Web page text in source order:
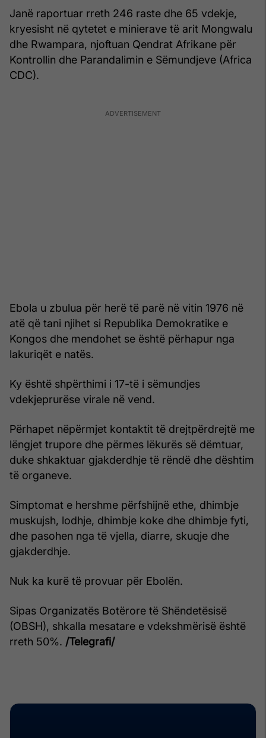
Janë raportuar rreth 246 raste dhe 65 vdekje,
kryesisht në qytetet e minierave të arit Mongwalu
dhe Rwampara, njoftuan Qendrat Afrikane për
Kontrollin dhe Parandalimin e Sëmundjeve (Africa
CDC).
Ebola u zbulua për herë të parë në vitin 1976 në
atë që tani njihet si Republika Demokratike e
Kongos dhe mendohet se është përhapur nga
lakuriqët e natës.
Ky është shpërthimi i 17-të i sëmundjes
vdekjeprurëse virale në vend.
Përhapet nëpërmjet kontaktit të drejtpërdrejtë me
lëngjet trupore dhe përmes lëkurës së dëmtuar,
duke shkaktuar gjakderdhje të rëndë dhe dështim
të organeve.
Simptomat e hershme përfshijnë ethe, dhimbje
muskujsh, lodhje, dhimbje koke dhe dhimbje fyti,
dhe pasohen nga të vjella, diarre, skuqje dhe
gjakderdhje.
Nuk ka kurë të provuar për Ebolën.
Sipas Organizatës Botërore të Shëndetësisë
(OBSH), shkalla mesatare e vdekshmërisë është
rreth 50%. /Telegrafi/